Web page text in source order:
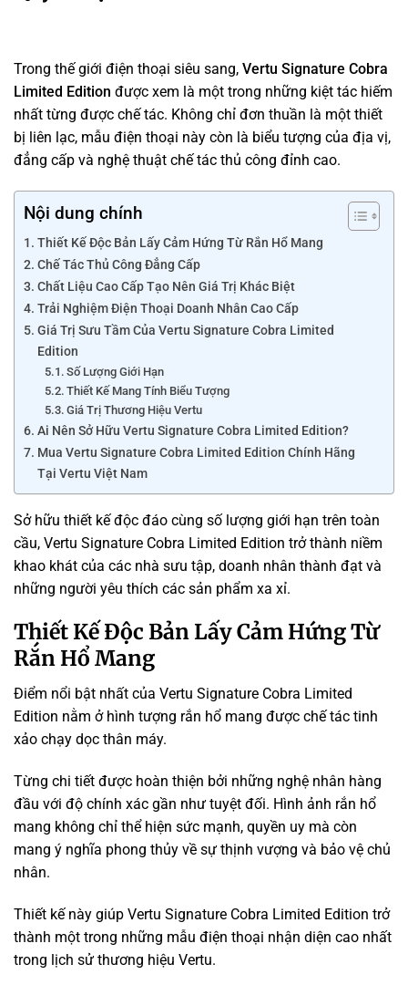
Trong thế giới điện thoại siêu sang, Vertu Signature Cobra
Limited Edition được xem là một trong những kiệt tác hiếm
nhất từng được chế tác. Không chỉ đơn thuần là một thiết
bị liên lạc, mẫu điện thoại này còn là biểu tượng của địa vị,
đẳng cấp và nghệ thuật chế tác thủ công đỉnh cao.
Nội dung chính
Thiết Kế Độc Bản Lấy Cảm Hứng Từ Rắn Hổ Mang
Chế Tác Thủ Công Đẳng Cấp
Chất Liệu Cao Cấp Tạo Nên Giá Trị Khác Biệt
Trải Nghiệm Điện Thoại Doanh Nhân Cao Cấp
Giá Trị Sưu Tầm Của Vertu Signature Cobra Limited
Edition
Số Lượng Giới Hạn
Thiết Kế Mang Tính Biểu Tượng
Giá Trị Thương Hiệu Vertu
Ai Nên Sở Hữu Vertu Signature Cobra Limited Edition?
Mua Vertu Signature Cobra Limited Edition Chính Hãng
Tại Vertu Việt Nam
Sở hữu thiết kế độc đáo cùng số lượng giới hạn trên toàn
cầu, Vertu Signature Cobra Limited Edition trở thành niềm
khao khát của các nhà sưu tập, doanh nhân thành đạt và
những người yêu thích các sản phẩm xa xỉ.
Thiết Kế Độc Bản Lấy Cảm Hứng Từ
Rắn Hổ Mang
Điểm nổi bật nhất của Vertu Signature Cobra Limited
Edition nằm ở hình tượng rắn hổ mang được chế tác tinh
xảo chạy dọc thân máy.
Từng chi tiết được hoàn thiện bởi những nghệ nhân hàng
đầu với độ chính xác gần như tuyệt đối. Hình ảnh rắn hổ
mang không chỉ thể hiện sức mạnh, quyền uy mà còn
mang ý nghĩa phong thủy về sự thịnh vượng và bảo vệ chủ
nhân.
Thiết kế này giúp Vertu Signature Cobra Limited Edition trở
thành một trong những mẫu điện thoại nhận diện cao nhất
trong lịch sử thương hiệu Vertu.